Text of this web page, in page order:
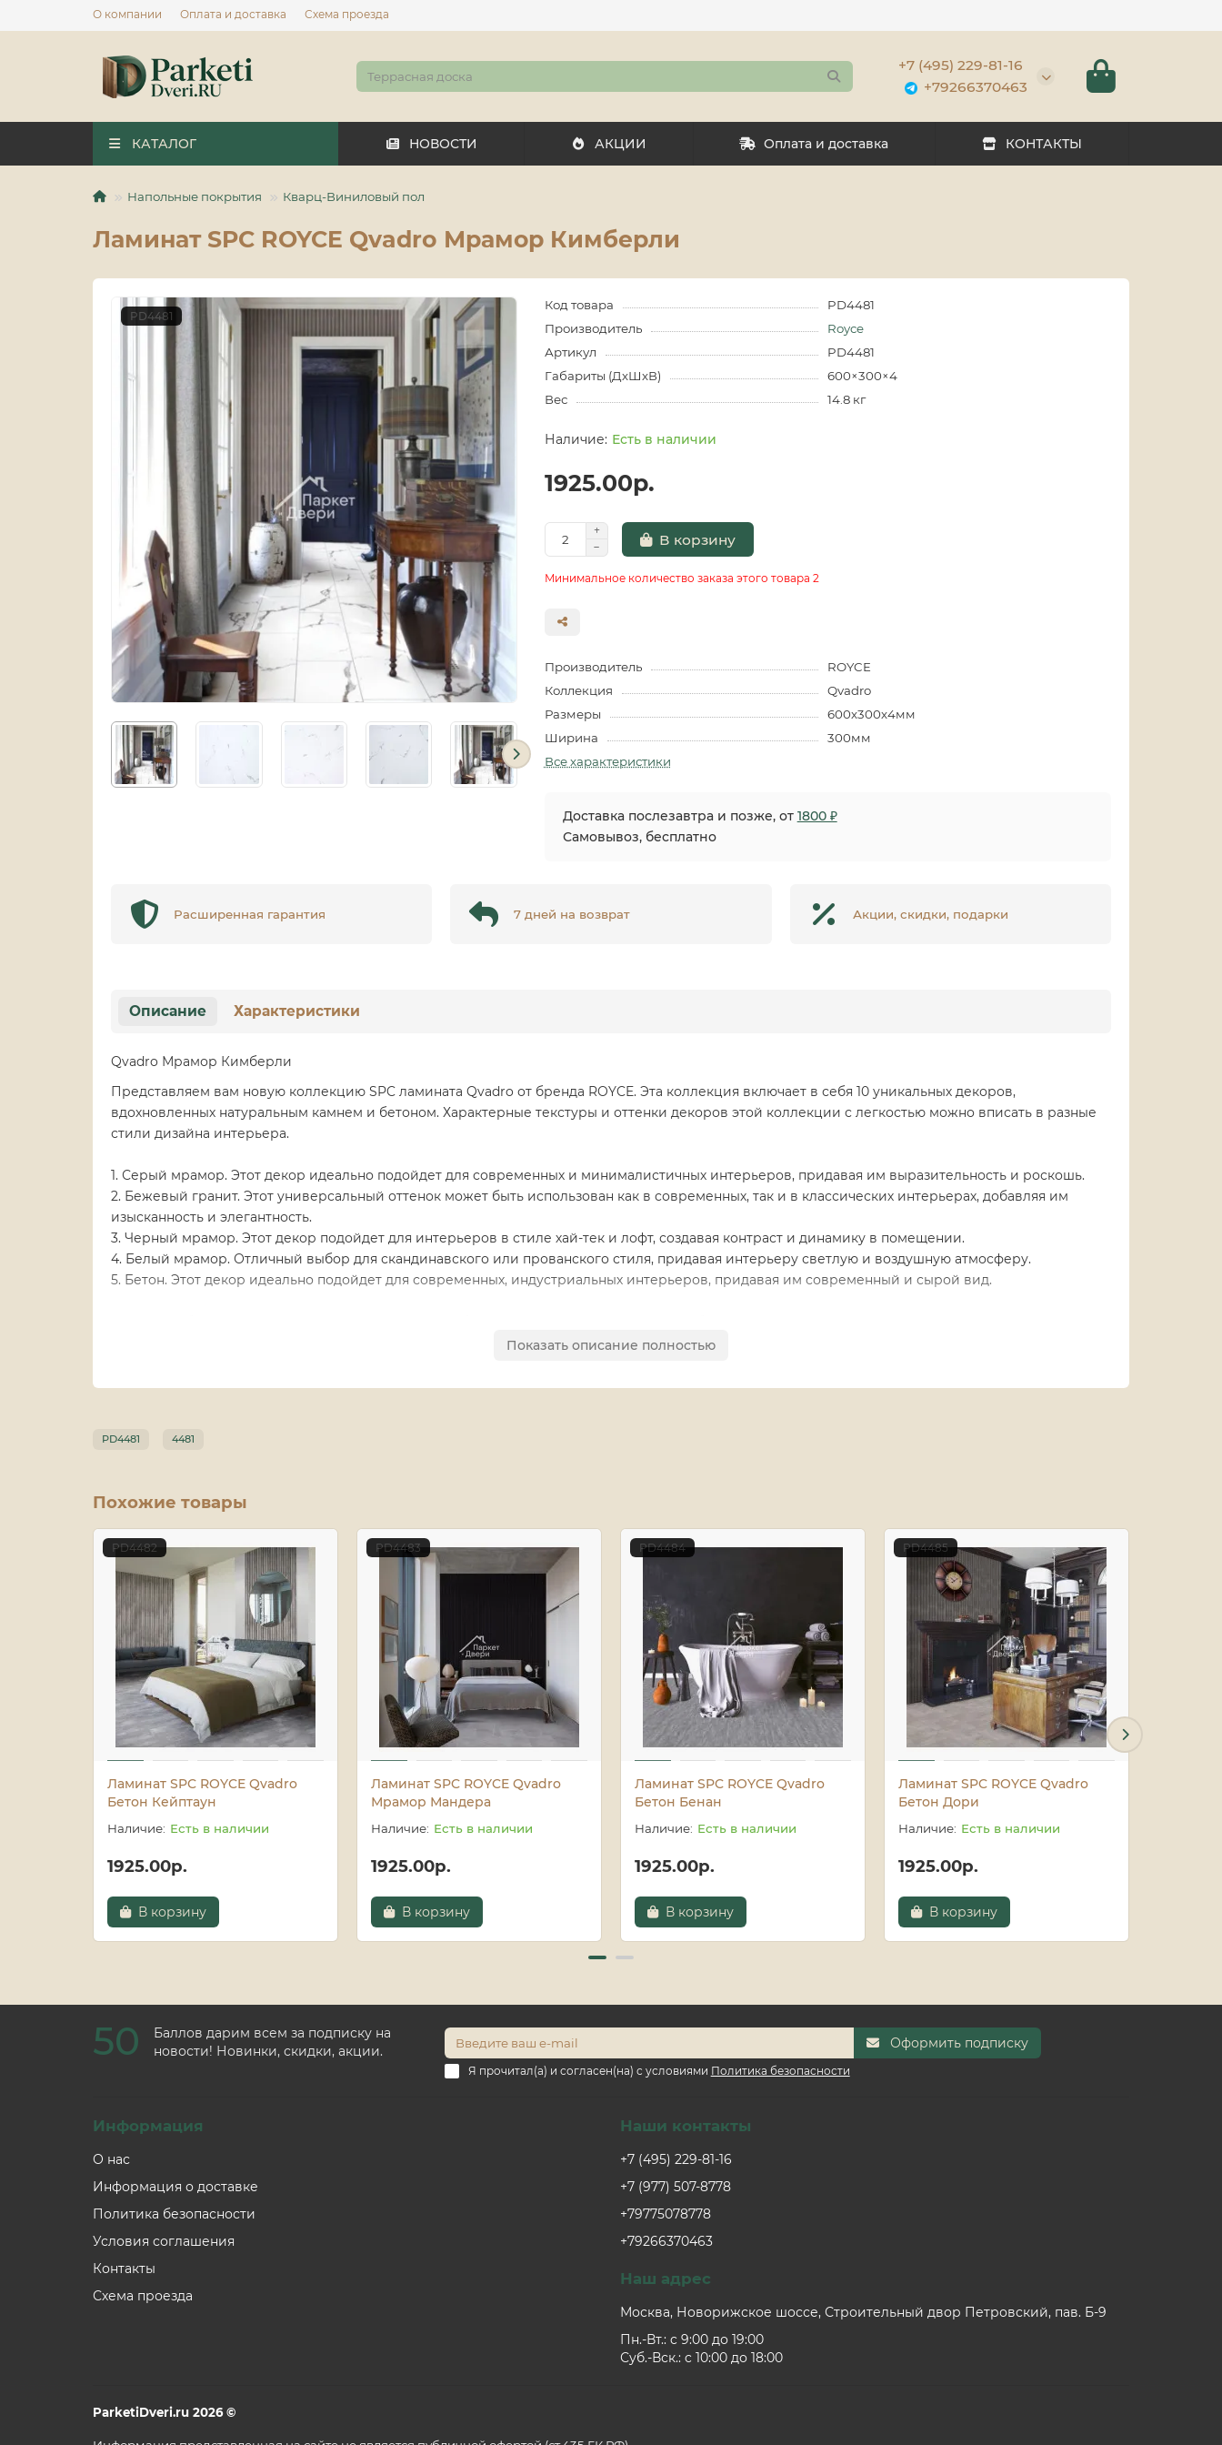
О компании Оплата и доставка Схема проезда
+7 (495) 229-81-16
+79266370463
КАТАЛОГ НОВОСТИ АКЦИИ Оплата и доставка КОНТАКТЫ
Напольные покрытия Кварц-Виниловый пол
Ламинат SPC ROYCE Qvadro Мрамор Кимберли
PD4481
Код товара
PD4481
Производитель
Royce
Артикул
PD4481
Габариты (ДхШхВ)
600×300×4
Вес
14.8 кг
Есть в наличии
1925.00р.
В корзину
Минимальное количество заказа этого товара 2
Производитель
ROYCE
Коллекция
Qvadro
Размеры
600х300х4мм
Ширина
300мм
Все характеристики
Доставка послезавтра и позже, от 1800 ₽
Самовывоз, бесплатно
Расширенная гарантия 7 дней на возврат Акции, скидки, подарки
Описание Характеристики
Qvadro Мрамор Кимберли
Представляем вам новую коллекцию SPC ламината Qvadro от бренда ROYCE. Эта коллекция включает в себя 10 уникальных декоров,
вдохновленных натуральным камнем и бетоном. Характерные текстуры и оттенки декоров этой коллекции с легкостью можно вписать в разные
стили дизайна интерьера.
1. Серый мрамор. Этот декор идеально подойдет для современных и минималистичных интерьеров, придавая им выразительность и роскошь.
2. Бежевый гранит. Этот универсальный оттенок может быть использован как в современных, так и в классических интерьерах, добавляя им
изысканность и элегантность.
3. Черный мрамор. Этот декор подойдет для интерьеров в стиле хай-тек и лофт, создавая контраст и динамику в помещении.
4. Белый мрамор. Отличный выбор для скандинавского или прованского стиля, придавая интерьеру светлую и воздушную атмосферу.
5. Бетон. Этот декор идеально подойдет для современных, индустриальных интерьеров, придавая им современный и сырой вид.
индивидуальность и уникальность. Украсьте свой дом с помощью коллекции SPC ламината Qvadro от ROYCE, и создайте неповторимый и
Показать описание полностью
PD4481 4481
Похожие товары
PD4482
Ламинат SPC ROYCE Qvadro
Бетон Кейптаун
Есть в наличии
1925.00р.
В корзину
PD4483
Ламинат SPC ROYCE Qvadro
Мрамор Мандера
Есть в наличии
1925.00р.
В корзину
PD4484
Ламинат SPC ROYCE Qvadro
Бетон Бенан
Есть в наличии
1925.00р.
В корзину
PD4485
Ламинат SPC ROYCE Qvadro
Бетон Дори
Есть в наличии
1925.00р.
В корзину
50
Баллов дарим всем за подписку на
новости! Новинки, скидки, акции.
Оформить подписку
Я прочитал(а) и согласен(на) с условиями Политика безопасности
Информация
О нас
Информация о доставке
Политика безопасности
Условия соглашения
Контакты
Схема проезда
Наши контакты
+7 (495) 229-81-16
+7 (977) 507-8778
+79775078778
+79266370463
Наш адрес
Москва, Новорижское шоссе, Строительный двор Петровский, пав. Б-9
Пн.-Вт.: c 9:00 до 19:00
Суб.-Вск.: c 10:00 до 18:00
ParketiDveri.ru 2026 ©